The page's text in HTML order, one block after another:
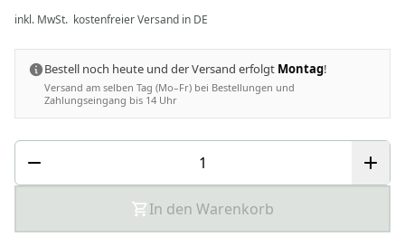
inkl. MwSt. kostenfreier Versand in DE
Bestell noch heute und der Versand erfolgt Montag!
Versand am selben Tag (Mo–Fr) bei Bestellungen und
Zahlungseingang bis 14 Uhr
In den Warenkorb